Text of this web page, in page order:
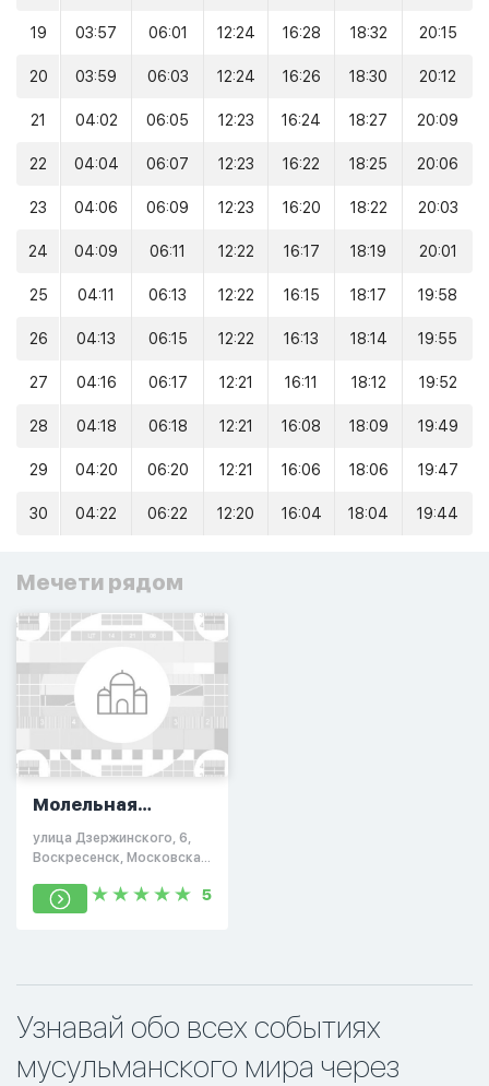
19 03:57 06:01 12:24 16:28 18:32 20:15
20 03:59 06:03 12:24 16:26 18:30 20:12
21 04:02 06:05 12:23 16:24 18:27 20:09
22 04:04 06:07 12:23 16:22 18:25 20:06
23 04:06 06:09 12:23 16:20 18:22 20:03
24 04:09 06:11 12:22 16:17 18:19 20:01
25 04:11 06:13 12:22 16:15 18:17 19:58
26 04:13 06:15 12:22 16:13 18:14 19:55
27 04:16 06:17 12:21 16:11 18:12 19:52
28 04:18 06:18 12:21 16:08 18:09 19:49
29 04:20 06:20 12:21 16:06 18:06 19:47
30 04:22 06:22 12:20 16:04 18:04 19:44
Мечети рядом
Молельная
комната в
Воскресенске
улица Дзержинского, 6,
Воскресенск, Московская
5
Узнавай обо всех событиях
мусульманского мира через